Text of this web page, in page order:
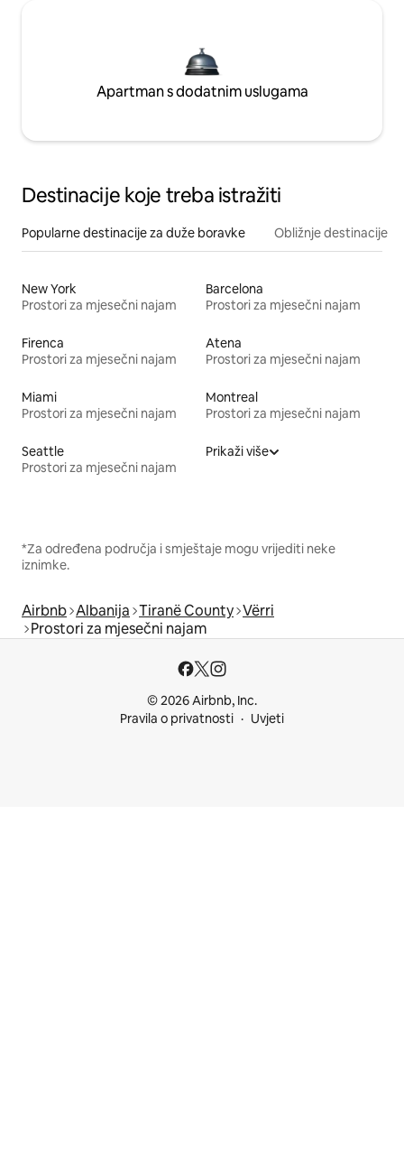
Apartman s dodatnim uslugama
Destinacije koje treba istražiti
Popularne destinacije za duže boravke Obližnje destinacije
New York
Prostori za mjesečni najam
Barcelona
Prostori za mjesečni najam
Firenca
Prostori za mjesečni najam
Atena
Prostori za mjesečni najam
Miami
Prostori za mjesečni najam
Montreal
Prostori za mjesečni najam
Seattle
Prostori za mjesečni najam
Prikaži više
*Za određena područja i smještaje mogu vrijediti neke
iznimke.
Airbnb Albanija Tiranë County Vërri
Prostori za mjesečni najam
© 2026 Airbnb, Inc.
Pravila o privatnosti
Uvjeti